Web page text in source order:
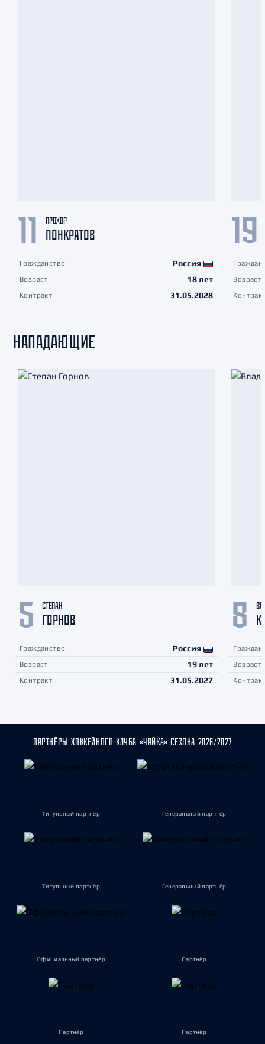
11 ПРОХОР
ПОНКРАТОВ
Россия
Гражданство
18 лет
Возраст
31.05.2028
Контракт
19
Возраст
НАПАДАЮЩИЕ
5 СТЕПАН
ГОРНОВ
Россия
Гражданство
19 лет
Возраст
31.05.2027
Контракт
8
Возраст
ПАРТНЁРЫ ХОККЕЙНОГО КЛУБА «ЧАЙКА» СЕЗОНА 2026/2027
Титульный партнёр Генеральный партнёр
Титульный партнёр Генеральный партнёр
Официальный партнёр Партнёр
Партнёр Партнёр